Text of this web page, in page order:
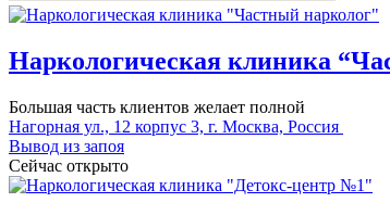
Наркологическая клиника
Большая часть клиентов желает полной
Нагорная ул., 12 корпус 3, г. Москва, Россия
Вывод из запоя
Сейчас открыто